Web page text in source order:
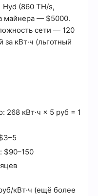
Hyd (860 TH/s,
майнера — $5000.
сети — 120
кВт·ч (льготный
268 кВт·ч × 5 руб = 1
$90–150
кВт·ч (ещё более